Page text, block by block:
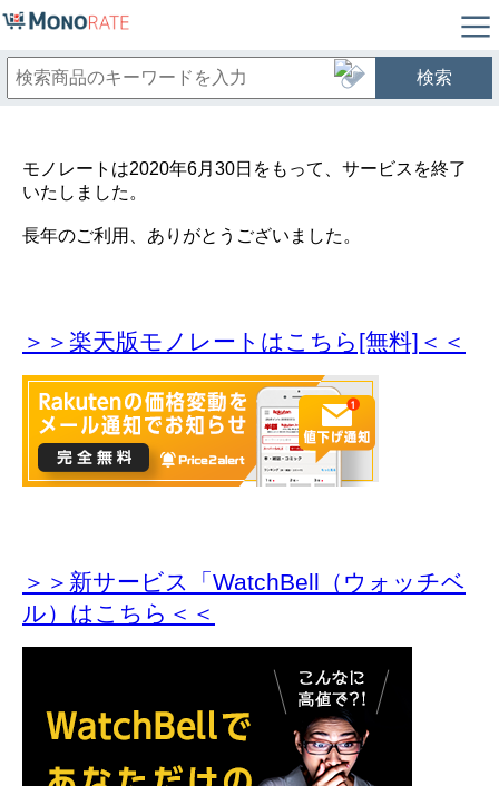
検索
モノレートは2020年6月30日をもって、サービスを終了
いたしました。
長年のご利用、ありがとうございました。
＞＞楽天版モノレートはこちら[無料]＜＜
＞＞新サービス「WatchBell（ウォッチベ
ル）はこちら＜＜